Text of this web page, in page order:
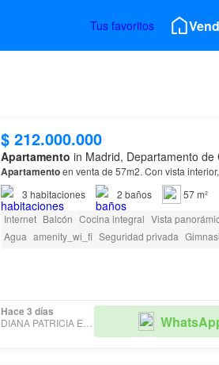
Tus favoritos
$ 212.000.000
Apartamento in Madrid, Departamento de
Apartamentoen venta de 57m2. Con vista
3 habitaciones 2 baños
57 m²
Internet Balcón Cocina integral Vista
Agua amenity_wi_fi Seguridad privada
Hace 3 días
DIANA PATRICIA ESCOBAR